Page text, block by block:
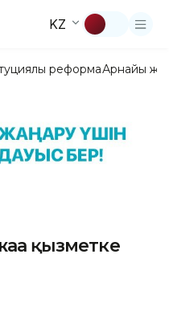
KZ
реформаАрнайы
қызметке